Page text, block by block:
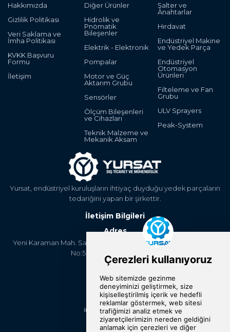
Yursat, endüstriyel kuruluşların ihtiyaç duyduğu yedek parçaların
tedariğini yapan bir şirkettir.
Hakkımızda
Gizlilik Politikası
Veri Saklama ve
İmha Politikası
KVKK Başvuru
Formu
İletişim
Diğer Ürünler
Hidrolik ve
Pnömatik
Bileşenler
Elektrik - Elektronik
Pompalar
Motor ve Güç
Aktarım Grubu
Sensörler
Ölçüm Bileşenleri
ve Cihazları
Teknik Malzeme ve
Mekanik Aksam
Şalter ve
Anahtarlar
Hırdavat
Endüstriyel Makine
ve Yedek Parça
Endüstriyel
Otomasyon
Ürünleri
Filteleme ve Fan
Grubu
ULV Sprayers
Peak-System
İletişim Bilgileri
Adres
Yeni Karaman Mah. Sanayi Cad. 4. Kantar Sok. Asya Plaza Kat:5
No:505 Osmangazi/BURSA
+90 224 2400304
E-Posta
info@yursat.com.tr
Bizi Takip Edin